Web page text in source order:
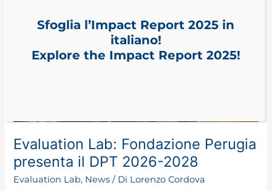
Evaluation Lab: Fondazione Perugia
presenta il DPT 2026-2028
Evaluation Lab, News / Di Lorenzo Cordova
PerugiaSfoglia l’Impact Report 2025 in
italiano!
Explore the Impact Report 2025!